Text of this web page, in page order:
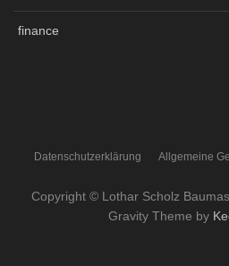
finance
Datenschutzerklärung Allgemeine
Copyright © Lothar Scholz
Gravity Theme by